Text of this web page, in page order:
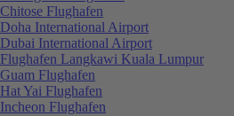
Chitose Flughafen
Doha International Airport
Dubai International Airport
Flughafen Langkawi Kuala Lumpur
Guam Flughafen
Hat Yai Flughafen
Incheon Flughafen